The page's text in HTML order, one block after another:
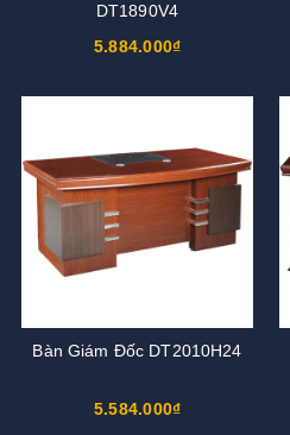
DT1890V4
5.884.000₫
Bàn Giám Đốc DT2010H24
5.584.000₫